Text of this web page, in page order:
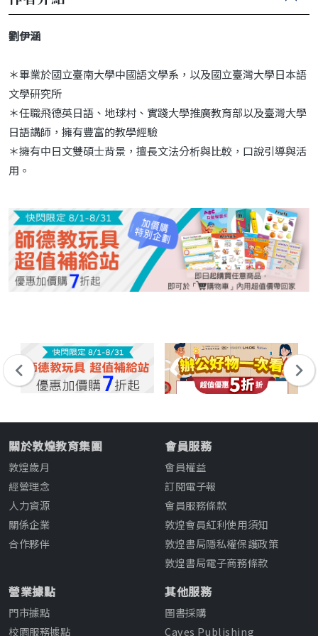
劉伊涵
＊畢業於國立臺南大學中國語文學系，以及國立臺灣大學日本語
文學研究所
＊任職飛德英日語、地球村、實踐大學推廣教育部以及臺灣大學
日語講師，擁有豐富的教學經驗
＊擁有中日文雙碩士背景，擅長文法分析與比較，口說引導與活
用。
關於敦煌教育集團
敦煌歲月
經營理念
人力資源
關係企業
合作夥伴
會員服務
會員權益
訂閱電子報
會員服務條款
敦煌會員紅利使用須知
敦煌書局隱私權保護政策
敦煌書局電子商務條款
營業據點
門市據點
校園服務據點
其他服務
圖書採購
Caves Publishing